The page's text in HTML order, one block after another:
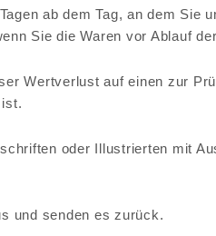
ab dem Tag, an dem Sie
Sie die Waren vor Ablauf
Wertverlust auf einen zur
oder Illustrierten mit
und senden es zurück.